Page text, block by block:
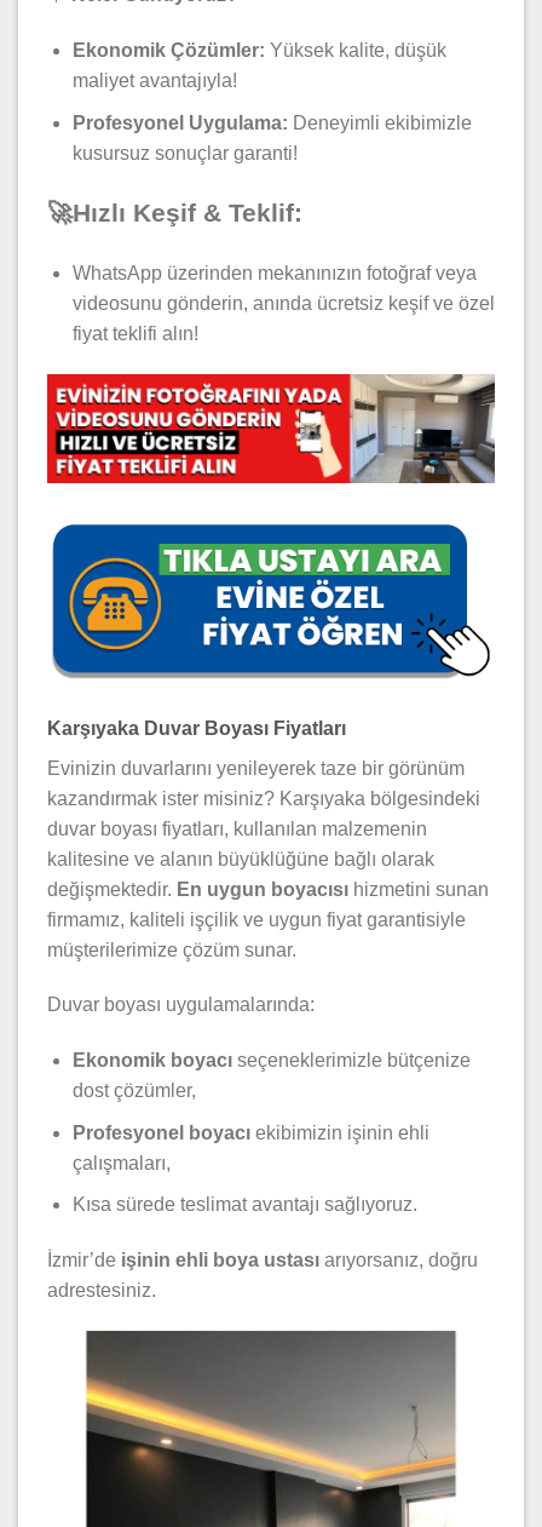
Ekonomik Çözümler: Yüksek kalite, düşük
maliyet avantajıyla!
Profesyonel Uygulama: Deneyimli ekibimizle
kusursuz sonuçlar garanti!
🚀Hızlı Keşif & Teklif:
WhatsApp üzerinden mekanınızın fotoğraf veya
videosunu gönderin, anında ücretsiz keşif ve özel
fiyat teklifi alın!
Karşıyaka Duvar Boyası Fiyatları
Evinizin duvarlarını yenileyerek taze bir görünüm
kazandırmak ister misiniz? Karşıyaka bölgesindeki
duvar boyası fiyatları, kullanılan malzemenin
kalitesine ve alanın büyüklüğüne bağlı olarak
değişmektedir. En uygun boyacısı hizmetini sunan
firmamız, kaliteli işçilik ve uygun fiyat garantisiyle
müşterilerimize çözüm sunar.
Duvar boyası uygulamalarında:
Ekonomik boyacıseçeneklerimizle bütçenize
dost çözümler,
Profesyonel boyacıekibimizin işinin ehli
çalışmaları,
Kısa sürede teslimat avantajı sağlıyoruz.
İzmir’de işinin ehli boya ustası arıyorsanız, doğru
adrestesiniz.